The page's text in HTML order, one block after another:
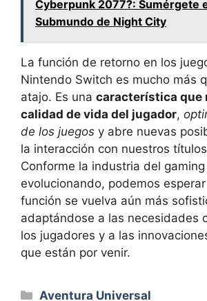
Cyberpunk 2077?: Sumérgete
Submundo de Night City
La función de retorno en los
Nintendo Switch es mucho más
atajo. Es una característica que
calidad de vida del jugador,
de los juegos y abre nuevas
la interacción con nuestros
Conforme la industria del gaming
evolucionando, podemos
función se vuelva aún más
adaptándose a las necesidades
los jugadores y a las
que están por venir.
Categorías
Aventura Universal